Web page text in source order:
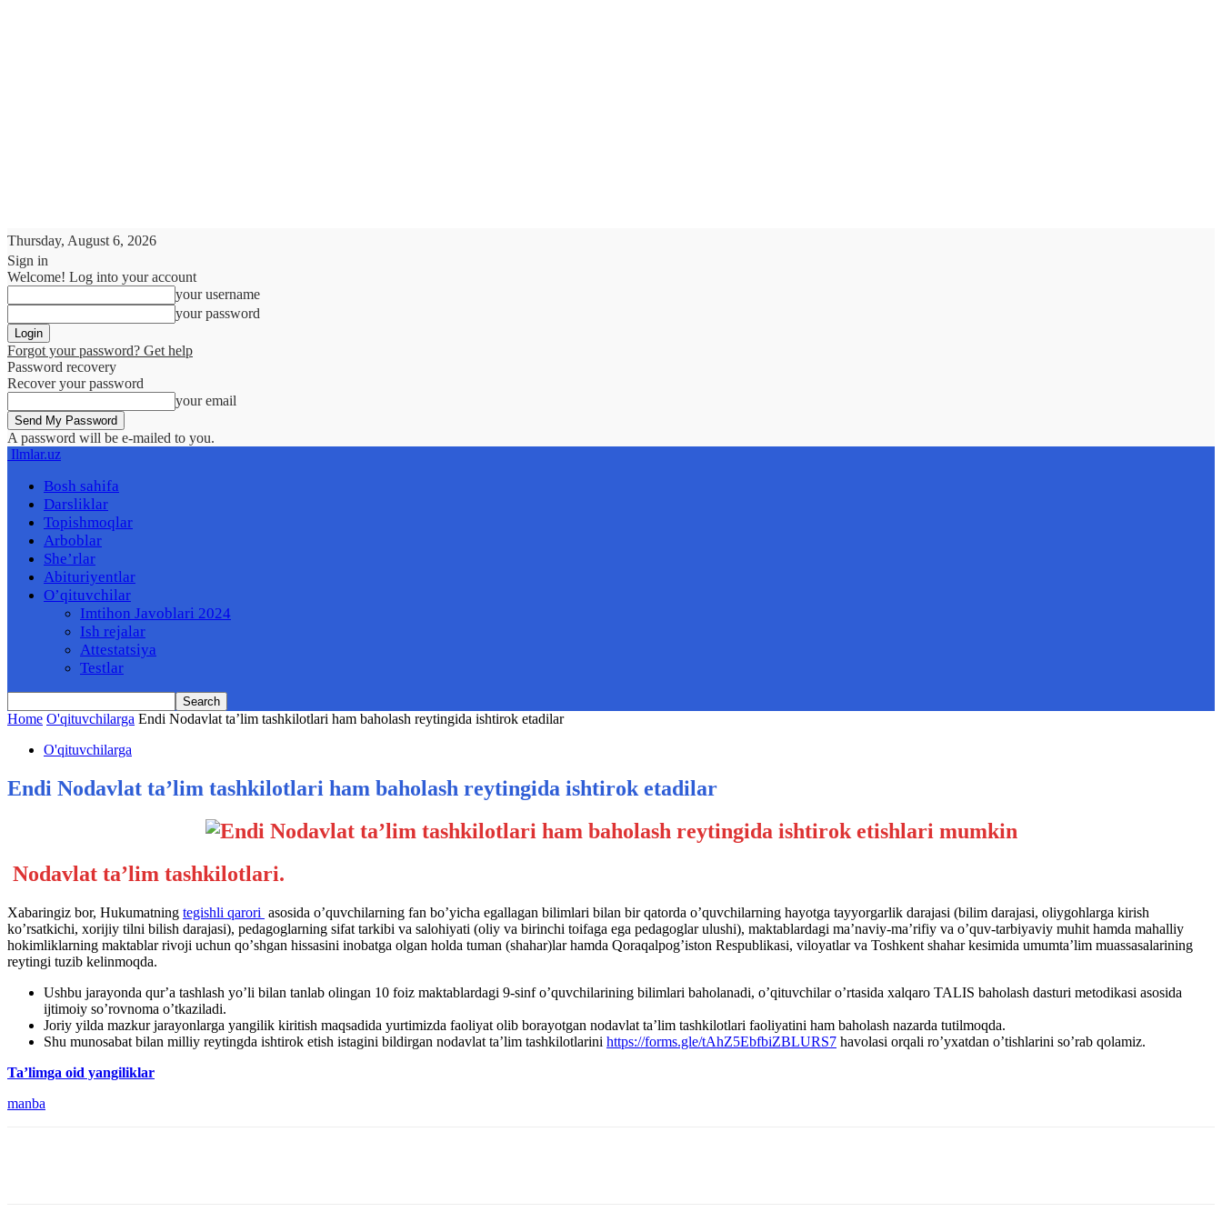
Thursday, August 6, 2026
Sign in
Welcome! Log into your account
your username
your password
Forgot your password? Get help
Password recovery
Recover your password
your email
A password will be e-mailed to you.
Ilmlar.uz
Bosh sahifa
Darsliklar
Topishmoqlar
Arboblar
She’rlar
Abituriyentlar
O’qituvchilar
Imtihon Javoblari 2024
Ish rejalar
Attestatsiya
Testlar
Home O'qituvchilarga Endi Nodavlat ta’lim tashkilotlari ham baholash reytingida ishtirok etadilar
O'qituvchilarga
Endi Nodavlat ta’lim tashkilotlari ham baholash reytingida ishtirok etadilar
Nodavlat ta’lim tashkilotlari.
Xabaringiz bor, Hukumatning tegishli qarori asosida oʼquvchilarning fan boʼyicha egallagan bilimlari bilan bir qatorda oʼquvchilarning hayotga tayyorgarlik darajasi (bilim darajasi, oliygohlarga kirish
koʼrsatkichi, xorijiy tilni bilish darajasi), pedagoglarning sifat tarkibi va salohiyati (oliy va birinchi toifaga ega pedagoglar ulushi), maktablardagi maʼnaviy-maʼrifiy va oʼquv-tarbiyaviy muhit hamda mahalliy
hokimliklarning maktablar rivoji uchun qoʼshgan hissasini inobatga olgan holda tuman (shahar)lar hamda Qoraqalpogʼiston Respublikasi, viloyatlar va Toshkent shahar kesimida umumtaʼlim muassasalarining
reytingi tuzib kelinmoqda.
Ushbu jarayonda qurʼa tashlash yoʼli bilan tanlab olingan 10 foiz maktablardagi 9-sinf oʼquvchilarining bilimlari baholanadi, oʼqituvchilar oʼrtasida xalqaro TALIS baholash dasturi metodikasi asosida
ijtimoiy soʼrovnoma oʼtkaziladi.
Joriy yilda mazkur jarayonlarga yangilik kiritish maqsadida yurtimizda faoliyat olib borayotgan nodavlat taʼlim tashkilotlari faoliyatini ham baholash nazarda tutilmoqda.
Shu munosabat bilan milliy reytingda ishtirok etish istagini bildirgan nodavlat taʼlim tashkilotlarini https://forms.gle/tAhZ5EbfbiZBLURS7 havolasi orqali roʼyxatdan oʼtishlarini soʼrab qolamiz.
Ta’limga oid yangiliklar
manba